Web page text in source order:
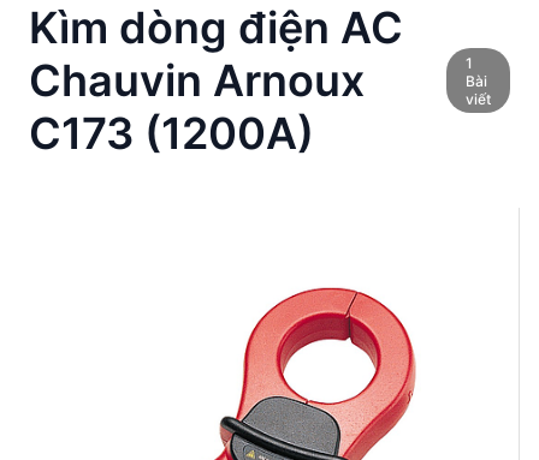
Kìm dòng điện AC
Chauvin Arnoux
C173 (1200A)
1
Bài
viết